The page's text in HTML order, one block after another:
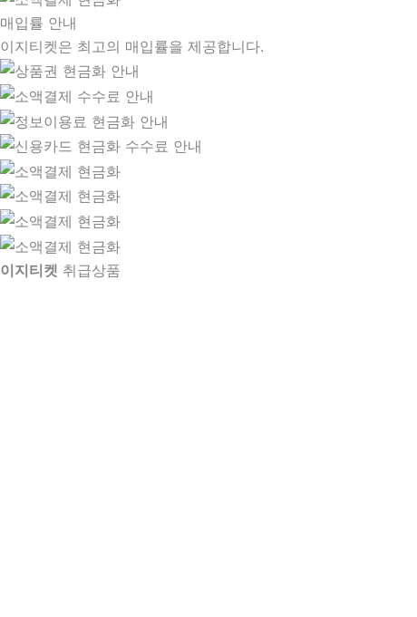
매입률 안내
이지티켓은 최고의 매입률을 제공합니다.
이지티켓 취급상품